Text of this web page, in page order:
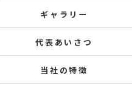
ギャラリー
代表あいさつ
当社の特徴